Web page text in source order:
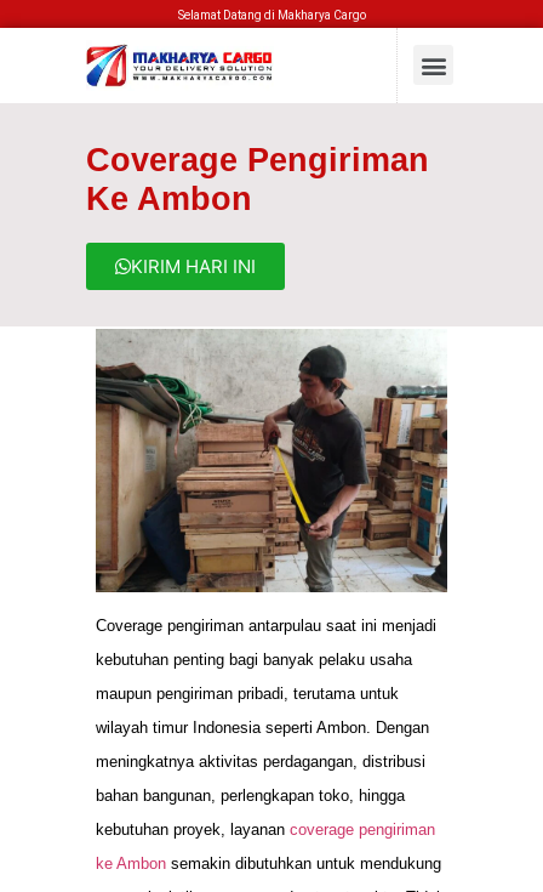
Selamat Datang di Makharya Cargo
Coverage Pengiriman
Ke Ambon
KIRIM HARI INI
Coverage pengiriman antarpulau saat ini menjadi
kebutuhan penting bagi banyak pelaku usaha
maupun pengiriman pribadi, terutama untuk
wilayah timur Indonesia seperti Ambon. Dengan
meningkatnya aktivitas perdagangan, distribusi
bahan bangunan, perlengkapan toko, hingga
kebutuhan proyek, layanan coverage pengiriman
ke Ambon semakin dibutuhkan untuk mendukung